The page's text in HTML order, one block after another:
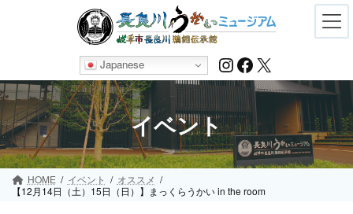
Japanese Instagram
Facebook
X
イベント
HOME イベント
オススメ
【12月14日（土）15日（日）】まっくらうかい in the room